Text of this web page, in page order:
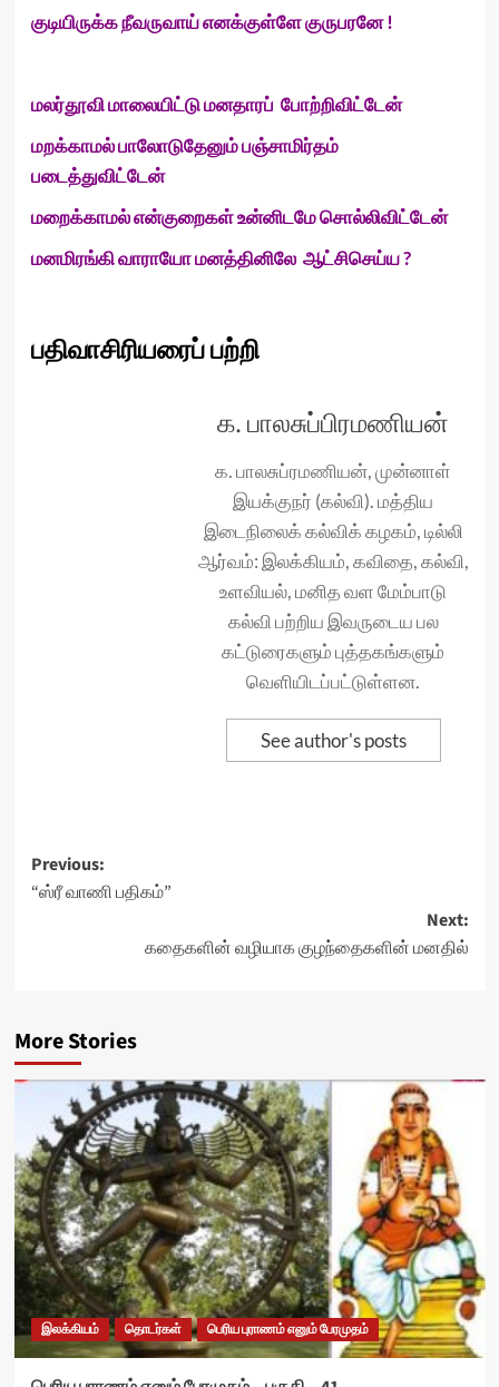
குடியிருக்க நீவருவாய் எனக்குள்ளே குருபரனே !
மலர்தூவி மாலையிட்டு மனதாரப் போற்றிவிட்டேன்
மறக்காமல் பாலோடுதேனும் பஞ்சாமிர்தம்
படைத்துவிட்டேன்
மறைக்காமல் என்குறைகள் உன்னிடமே சொல்லிவிட்டேன்
மனமிரங்கி வாராயோ மனத்தினிலே ஆட்சிசெய்ய ?
பதிவாசிரியரைப் பற்றி
க. பாலசுப்பிரமணியன்
க. பாலசுப்ரமணியன், முன்னாள்
இயக்குநர் (கல்வி). மத்திய
இடைநிலைக் கல்விக் கழகம், டில்லி
ஆர்வம்: இலக்கியம், கவிதை, கல்வி,
உளவியல், மனித வள மேம்பாடு
கல்வி பற்றிய இவருடைய பல
கட்டுரைகளும் புத்தகங்களும்
வெளியிடப்பட்டுள்ளன.
See author's posts
Post
navigation
Previous:
“ஸ்ரீ வாணி பதிகம்”
Next:
கதைகளின் வழியாக குழந்தைகளின் மனதில்
More Stories
இலக்கியம் தொடர்கள் பெரிய புராணம் எனும் பேரமுதம்